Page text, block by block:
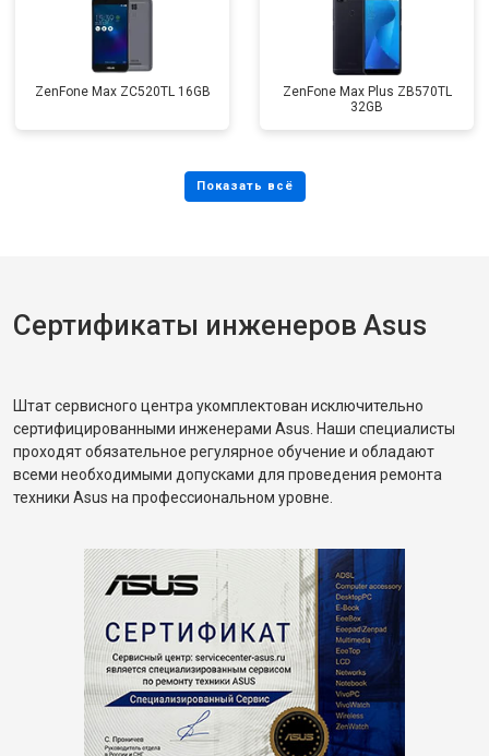
ZenFone Max ZC520TL 16GB
ZenFone Max Plus ZB570TL
32GB
Сертификаты инженеров Asus
Штат сервисного центра укомплектован исключительно
сертифицированными инженерами Asus. Наши специалисты
проходят обязательное регулярное обучение и обладают
всеми необходимыми допусками для проведения ремонта
техники Asus на профессиональном уровне.